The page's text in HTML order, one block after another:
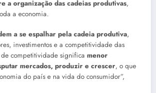
a organização das cadeias produtivas,
a economia.
a se espalhar pela cadeia produtiva,
investimentos e a competitividade das
competitividade significa menor
mercados, produzir e crescer, o que
do país e na vida do consumidor”,